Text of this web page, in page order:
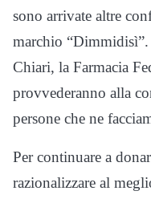
sono arrivate altre
marchio
Chiari, la Farmacia
provvederanno alla
persone che ne
Per continuare a
razionalizzare al